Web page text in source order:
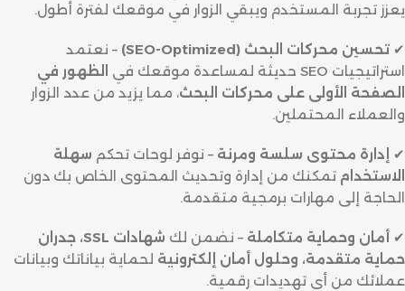
يعزز تجربة المستخدم ويبقي الزوار في موقعك لفترة أطول.
✔ تحسين محركات البحث (SEO-Optimized)
– نعتمد
استراتيجيات SEO حديثة لمساعدة موقعك في
الظهور في
الصفحة الأولى على محركات البحث، مما يزيد من عدد الزوار
والعملاء المحتملين.
✔ إدارة محتوى سلسة ومرنة – نوفر لوحات تحكم سهلة
الاستخدام تمكنك من إدارة وتحديث المحتوى الخاص بك دون
الحاجة إلى مهارات برمجية متقدمة.
✔ أمان وحماية متكاملة – نضمن لك
شهادات SSL، جدران
حماية متقدمة، وحلول أمان إلكترونية لحماية بياناتك وبيانات
عملائك من أي تهديدات رقمية.